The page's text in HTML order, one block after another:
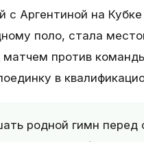
с Аргентиной на
поло, стала
против
в
родной гимн перед